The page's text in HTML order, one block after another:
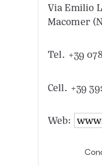
Via Emilio
Macomer
Tel. +39
Cell. +39
Web: